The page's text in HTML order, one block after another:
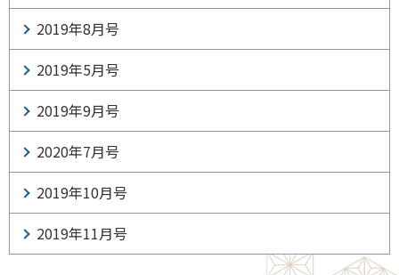
2019年8月号
2019年5月号
2019年9月号
2020年7月号
2019年10月号
2019年11月号